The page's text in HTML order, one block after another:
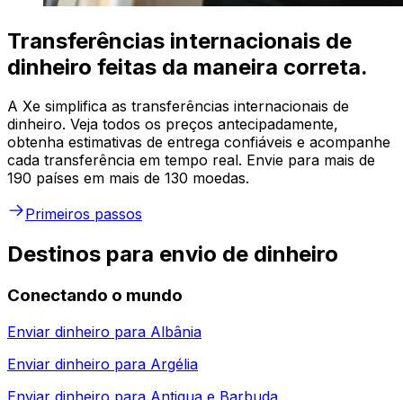
Transferências internacionais de
dinheiro feitas da maneira correta.
A Xe simplifica as transferências internacionais de
dinheiro. Veja todos os preços antecipadamente,
obtenha estimativas de entrega confiáveis e acompanhe
cada transferência em tempo real. Envie para mais de
190 países em mais de 130 moedas.
Primeiros passos
Destinos para envio de dinheiro
Conectando o mundo
Enviar dinheiro para Albânia
Enviar dinheiro para Argélia
Enviar dinheiro para Antigua e Barbuda